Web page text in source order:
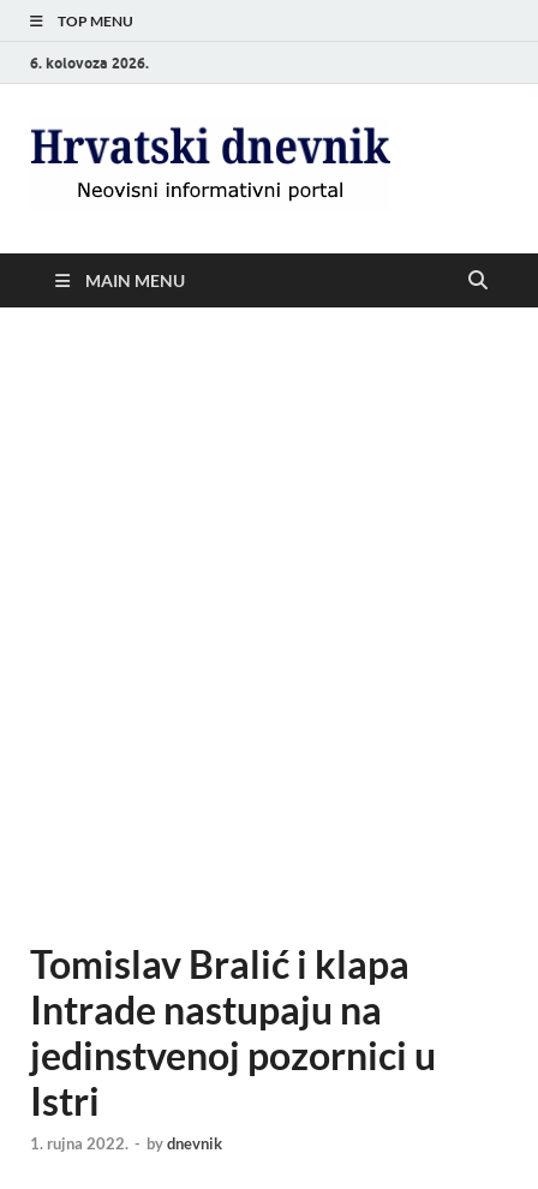
TOP MENU
6. kolovoza 2026.
MAIN MENU
Tomislav Bralić i klapa
Intrade nastupaju na
jedinstvenoj pozornici u
Istri
1. rujna 2022. - bydnevnik